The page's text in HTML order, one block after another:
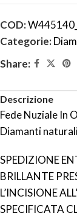
COD:
Categorie:
Share:
Descrizione
Fede Nuziale In
Diamanti
SPEDIZIONE
BRILLANTE
L’INCISIONE
SPECIFICATA